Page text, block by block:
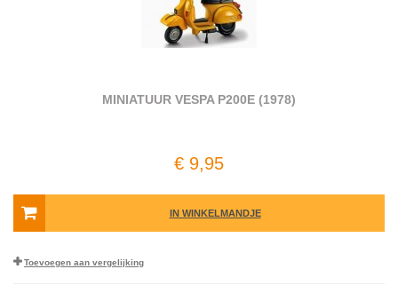
MINIATUUR VESPA P200E (1978)
€ 9,95
IN WINKELMANDJE
Toevoegen aan vergelijking